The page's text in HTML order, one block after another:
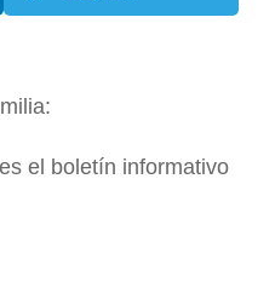
el boletín informativo